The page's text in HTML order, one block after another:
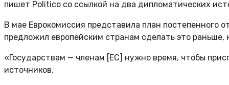
пишет Politico со ссылкой на два дипломатических
В мае Еврокомиссия представила план постепенного
предложил европейским странам сделать это
«Государствам — членам [ЕС] нужно время, чтобы
источников.